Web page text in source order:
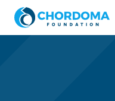
Skip to Main Content